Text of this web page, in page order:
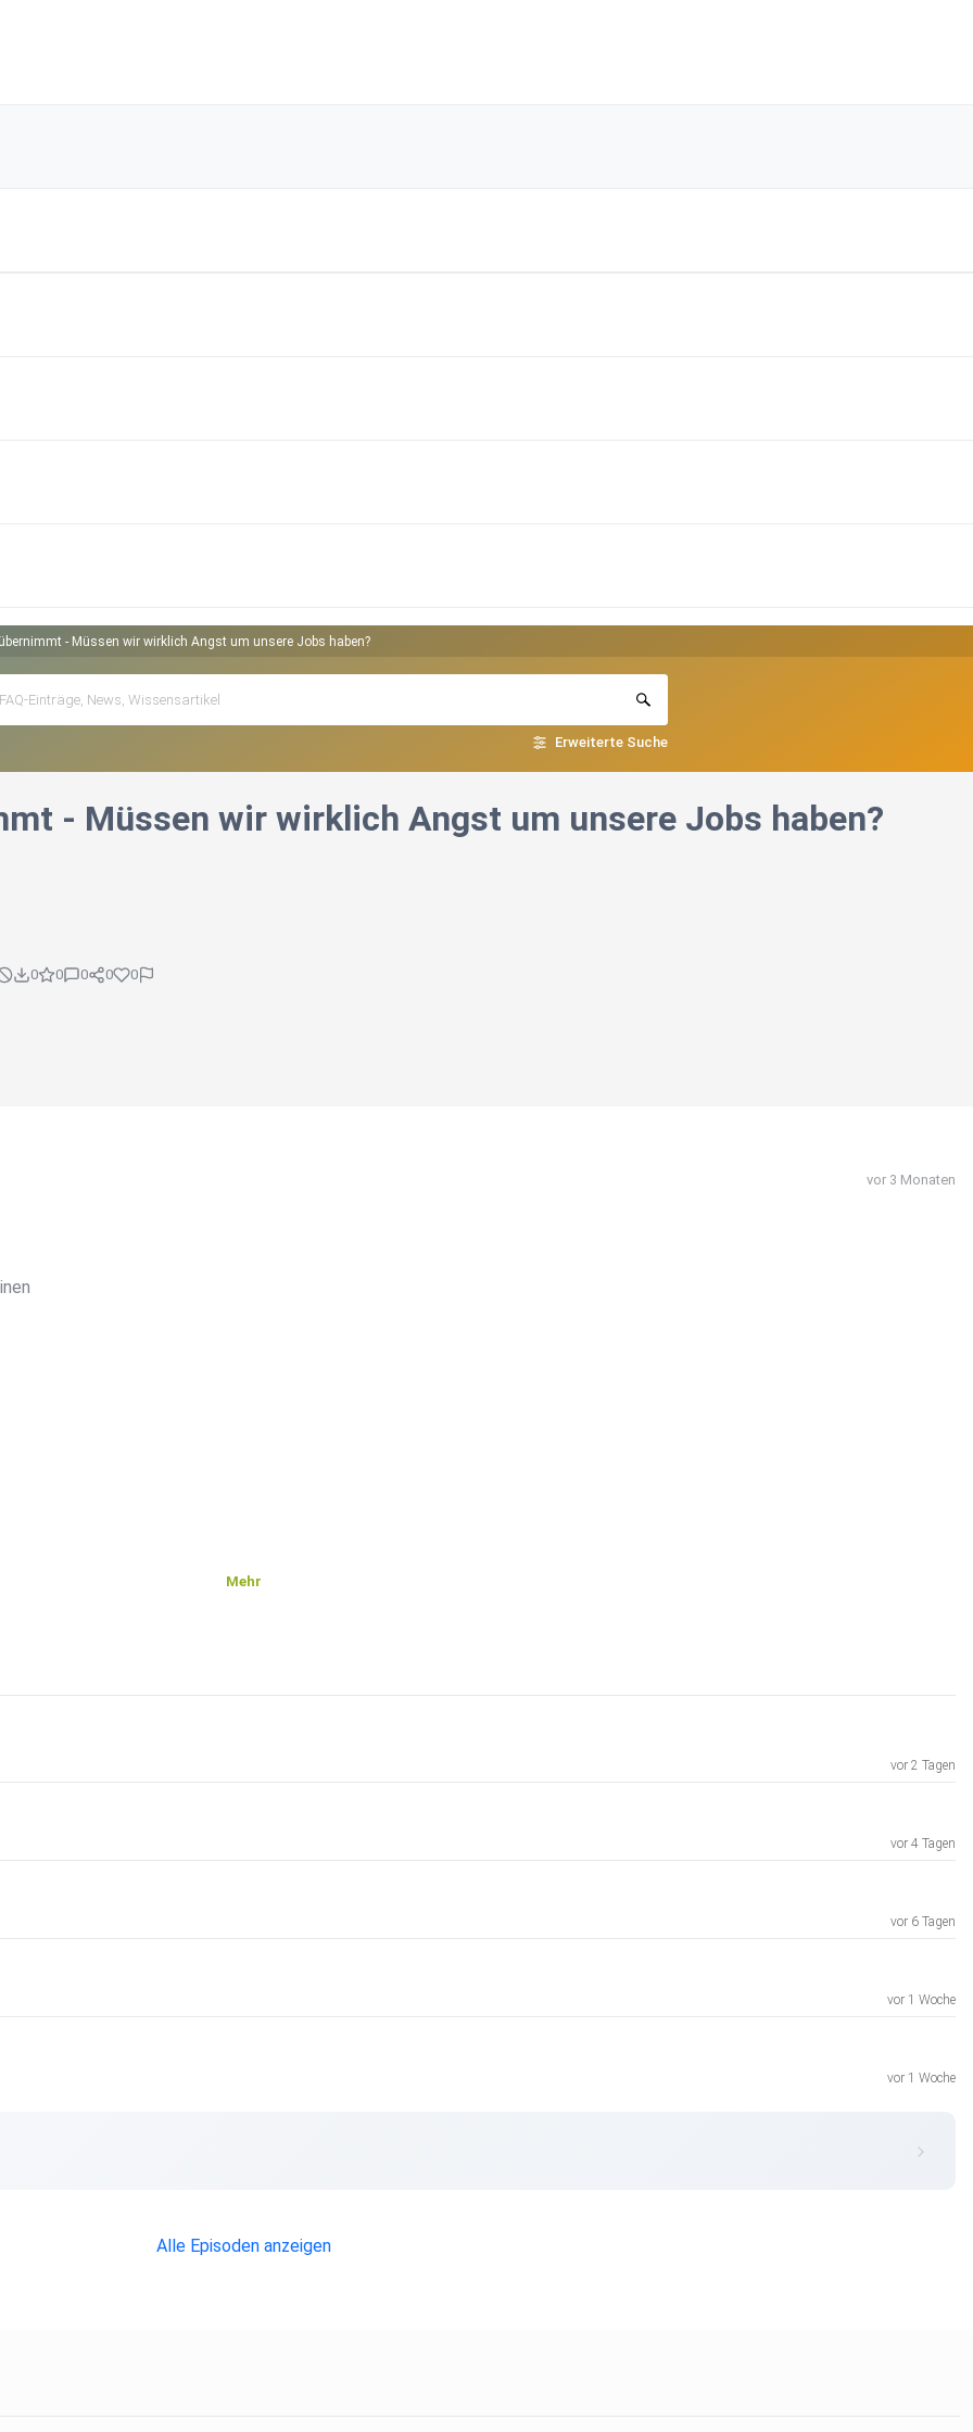
- Müssen wir wirklich Angst um unsere Jobs haben?
Erweiterte Suche
- Müssen wir wirklich Angst um unsere Jobs haben?
0 0 0 0 0
vor 3 Monaten
Mehr
vor 2 Tagen
vor 4 Tagen
vor 6 Tagen
vor 1 Woche
vor 1 Woche
Alle Episoden anzeigen